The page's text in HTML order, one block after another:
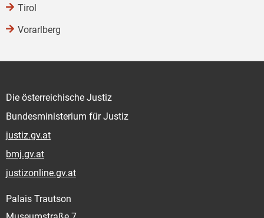
Tirol
Vorarlberg
Die österreichische Justiz
Bundesministerium für Justiz
justiz.gv.at
bmj.gv.at
justizonline.gv.at
Palais Trautson